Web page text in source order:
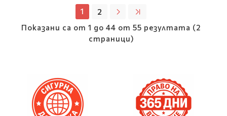
1 2
Показани са от 1 до 44 от 55 резултата (2
страници)